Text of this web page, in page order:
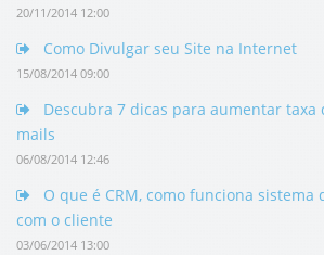
20/11/2014 12:00
Como Divulgar seu Site na Internet
15/08/2014 09:00
Descubra 7 dicas para aumentar taxa
mails
06/08/2014 12:46
O que é CRM, como funciona
com o cliente
03/06/2014 13:00